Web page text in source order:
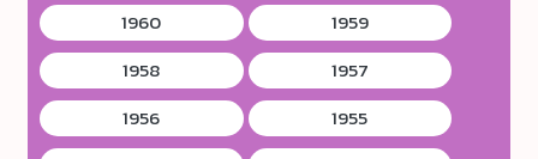
1960
1959
1958
1957
1956
1955